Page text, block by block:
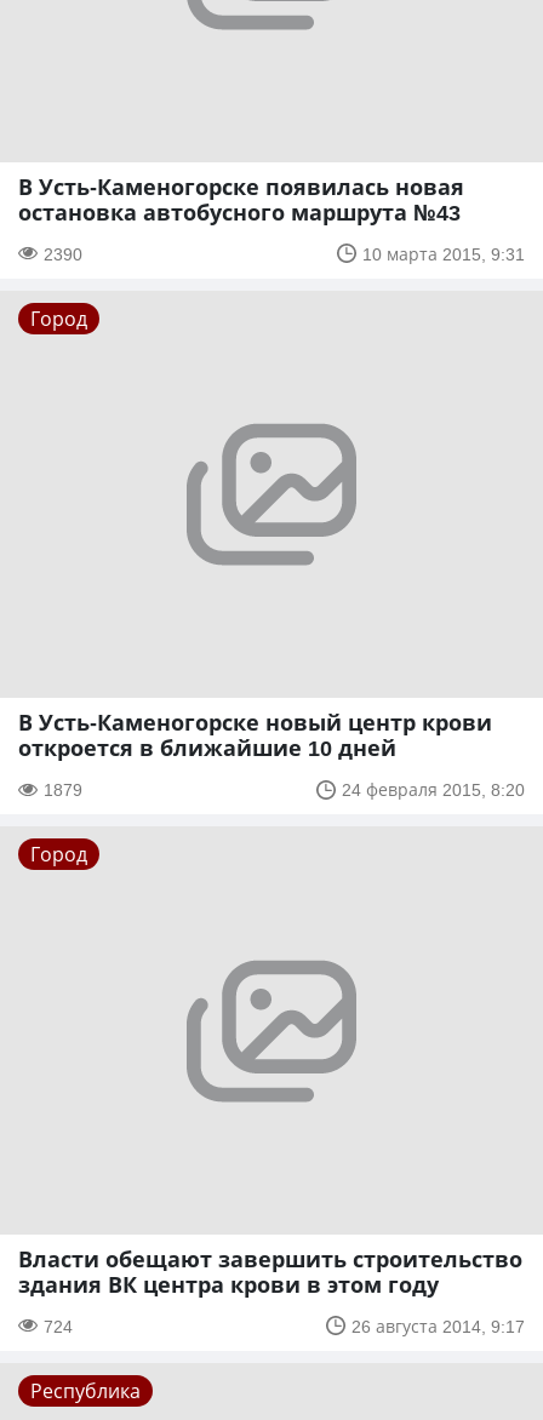
В Усть-Каменогорске появилась новая
остановка автобусного маршрута №43
2390 10 марта 2015, 9:31
Город
В Усть-Каменогорске новый центр крови
откроется в ближайшие 10 дней
1879 24 февраля 2015, 8:20
Город
Власти обещают завершить строительство
здания ВК центра крови в этом году
724 26 августа 2014, 9:17
Республика